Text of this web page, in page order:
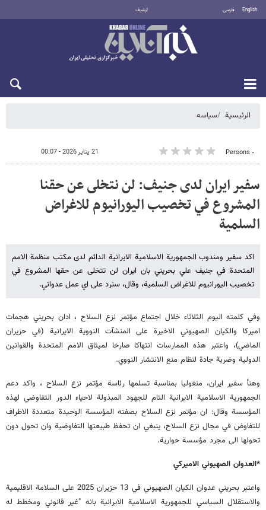
English فارسی أرشيف
الرئيسية سیاسه
٠ Persons 21 يناير 2026 - 00:07
سفير ايران لدى جنيف: لن نتخلى عن حقنا
المشروع في تخصيب اليورانيوم للاغراض
السلمية
اكد سفير ومندوب الجمهورية الاسلامية الايرانية الدائم لدى مكتب منظمة الامم
المتحدة في جنيف علي بحريني بان ايران لن تتخلى عن حقها المشروع في
تخصيب اليورانيوم للاغراض السلمية، وقال، سنرد على اي عمل عدواني.
وفي كلمته اليوم الثلاثاء خلال اجتماع مؤتمر نزع السلاح ، ادان بحريني هجمات
اميركا والكيان الصهيوني الاخيرة على المنشآت النووية الايرانية (في حزيران
الماضي)، واعتبر هذه الممارسات انتهاكا صارخا لميثاق الامم المتحدة والقوانين
الدولية وضربة جادة لنظام منع الانتشار النووي.
وهنأ سفير ايران، منغوليا بمناسبة تسلمها رئاسة مؤتمر نزع السلاح ، واكد دعم
الجمهورية الاسلامية الايرانية التام للجهود المبذولة لاحياء الدور التفاوضي لهذه
المؤسسة وقال: ان مؤتمر نزع السلاح بصفته المؤسسة الوحيدة متعددة الاطراف
للتفاوض في مجال نزع السلاح، ينبغي ان تحفظ طبيعتها التفاوضية وان تحول دون
تحولها الى مجرد مؤسسة حوارية.
*العدوان الصهيوني الاميركي
واعتبر بحريني عدوان الكيان الصهيوني في 13 حزيران 2025 على السلامة الاقليمية
والاستقلال السياسي للجمهورية الاسلامية الايرانية بانه "غير قانوني ومخطط له